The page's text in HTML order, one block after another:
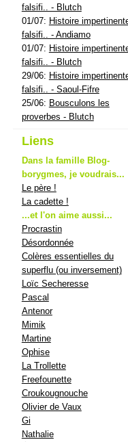
falsifi.. - Blutch
01/07: Histoire
falsifi.. - Andiamo
01/07: Histoire
falsifi.. - Blutch
29/06: Histoire
falsifi.. - Saoul-Fifre
25/06: Bousculons les
proverbes - Blutch
Liens
Dans la famille Blog-
borygmes, je voudrais...
Le père !
La cadette !
...et l'on aime aussi...
Procrastin
Désordonnée
Colères essentielles du
superflu (ou inversement)
Loïc Secheresse
Pascal
Antenor
Mimik
Martine
Ophise
La Trollette
Freefounette
Croukougnouche
Olivier de Vaux
Gi
Nathalie